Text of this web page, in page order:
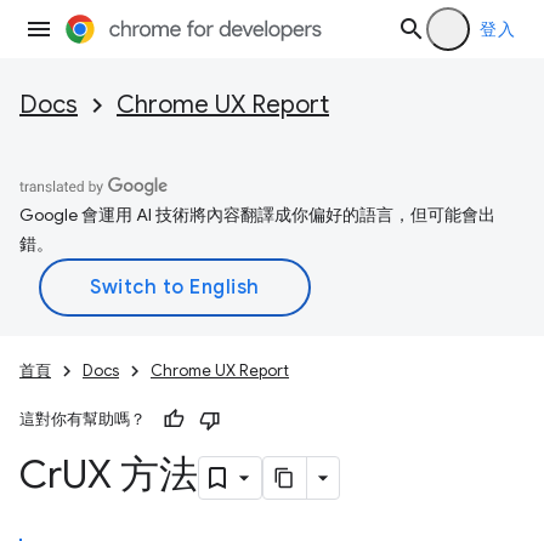
登入
Docs Chrome UX Report
Google 會運用 AI 技術將內容翻譯成你偏好的語言，但可能會出
錯。
首頁 Docs Chrome UX Report
這對你有幫助嗎？
CrUX 方法